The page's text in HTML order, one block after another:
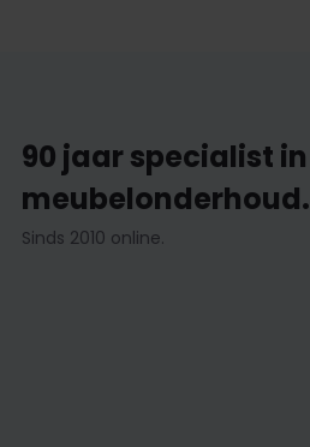
90 jaar specialist in
meubelonderhoud.
Sinds 2010 online.